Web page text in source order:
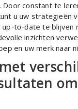
Door constant te
u uw strategieën
to-date te blijven
inzichten
en uw merk naar